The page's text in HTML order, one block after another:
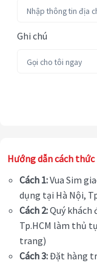
Ghi chú
Hướng dẫn cách
Cách 1:Vua Sim
dụng tại Hà Nội,
Cách 2:Quý khách
Tp.HCM làm thủ
trang)
Cách 3:Đặt hàng